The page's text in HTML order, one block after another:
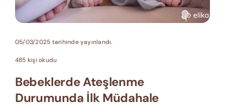
05/03/2025 tarihinde yayınlandı.
485 kişi okudu
Bebeklerde Ateşlenme
Durumunda İlk Müdahale